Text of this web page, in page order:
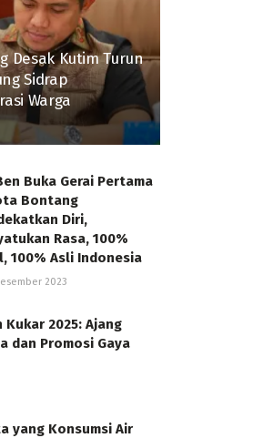
Desak Kutim Turun
Sidrap
Warga
Buka Gerai Pertama
Bontang
Diri,
Rasa, 100%
100% Asli Indonesia
2023
Kukar 2025: Ajang
dan Promosi Gaya
yang Konsumsi Air